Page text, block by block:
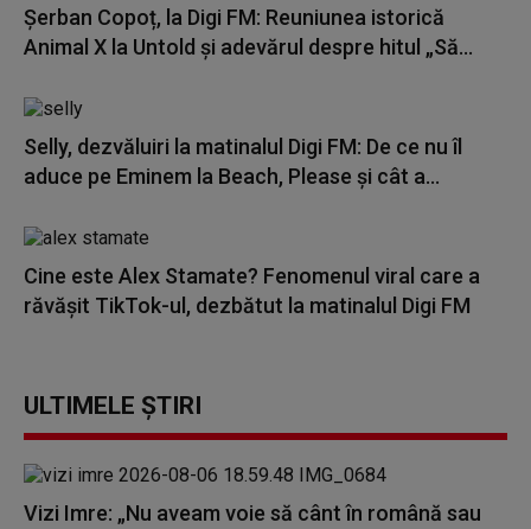
Șerban Copoț, la Digi FM: Reuniunea istorică
Animal X la Untold și adevărul despre hitul „Să...
Selly, dezvăluiri la matinalul Digi FM: De ce nu îl
aduce pe Eminem la Beach, Please și cât a...
Cine este Alex Stamate? Fenomenul viral care a
răvășit TikTok-ul, dezbătut la matinalul Digi FM
ULTIMELE ȘTIRI
Vizi Imre: „Nu aveam voie să cânt în română sau